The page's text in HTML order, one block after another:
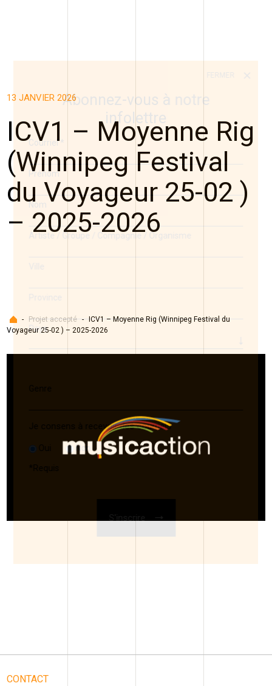
13 JANVIER 2026
ICV1 – Moyenne Rig
(Winnipeg Festival
du Voyageur 25-02 )
– 2025-2026
Accueil
- Projet accepté - ICV1 – Moyenne Rig (Winnipeg Festival du
Voyageur 25-02 ) – 2025-2026
CONTACT
FERMER
Abonnez-vous à notre
infolettre
Courriel*
Prénom
Nom
Artiste / Groupe / Compagnie / Organisme
Ville
Province
Pays
Genre
Je consens à recevoir des courriels
Oui Non
Requis